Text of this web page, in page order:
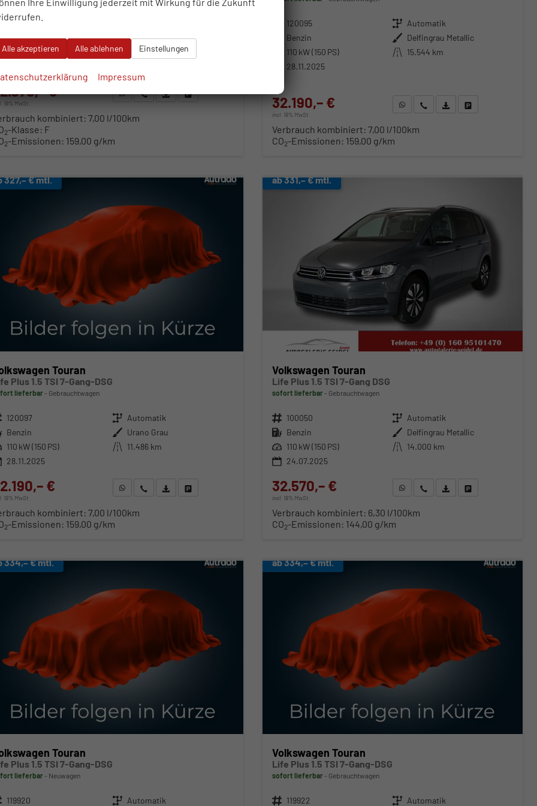
119924
Benzin Außenfarbe Urano Grau
Leistung 110 kW (150 PS) Kilometerstand
20.000 km
€
19% MwSt.
WhatsApp anfragen
Wir rufen Sie anFahrzeugexposé (PDF)
Fahrzeug parken
kombiniert:7,00 l/100km
2-Klasse: F
2-Emissionen: 159,00 g/km
120095 Getriebe Automatik
Benzin Außenfarbe Delfingrau Metallic
110 kW (150 PS) Kilometerstand 15.544 km
28.11.2025
32.190,– €
incl. 19% MwSt.
WhatsApp anfragen
Wir rufen Sie anFahrzeugexposé (PDF)
Fahrzeug parken
Verbrauch kombiniert: 7,00 l/100km
CO2-Emissionen: 159,00 g/km
327,– € mtl.
Touran
Plus 1.5 TSI 7-Gang-DSG
lieferbar Gebrauchtwagen
120097 Getriebe Automatik
Benzin Außenfarbe Urano Grau
110 kW (150 PS) Kilometerstand 11.486 km
28.11.2025
€
19% MwSt.
WhatsApp anfragen
Wir rufen Sie anFahrzeugexposé (PDF)
kombiniert:7,00 l/100km
2-Emissionen: 159,00 g/km
ab 331,– € mtl.
Volkswagen Touran
Life Plus 1.5 TSI 7-Gang DSG
sofort lieferbar Gebrauchtwagen
Fahrzeugnr. 100050 Getriebe Automatik
Kraftstoff Benzin Außenfarbe Delfingrau Metallic
Leistung 110 kW (150 PS) Kilometerstand 14.000 km
24.07.2025
32.570,– €
incl. 19% MwSt.
WhatsApp anfragen
Wir rufen Sie anFahrzeugexposé (PDF)
Fahrzeug parken
Verbrauch kombiniert: 6,30 l/100km
CO2-Emissionen: 144,00 g/km
334,– € mtl.
Touran
Plus 1.5 TSI 7-Gang-DSG
lieferbar Neuwagen
119920 Getriebe Automatik
ab 334,– € mtl.
Volkswagen Touran
Life Plus 1.5 TSI 7-Gang-DSG
sofort lieferbar Gebrauchtwagen
Fahrzeugnr. 119922 Getriebe Automatik
Alle akzeptieren Alle ablehnen Einstellungen
Impressum